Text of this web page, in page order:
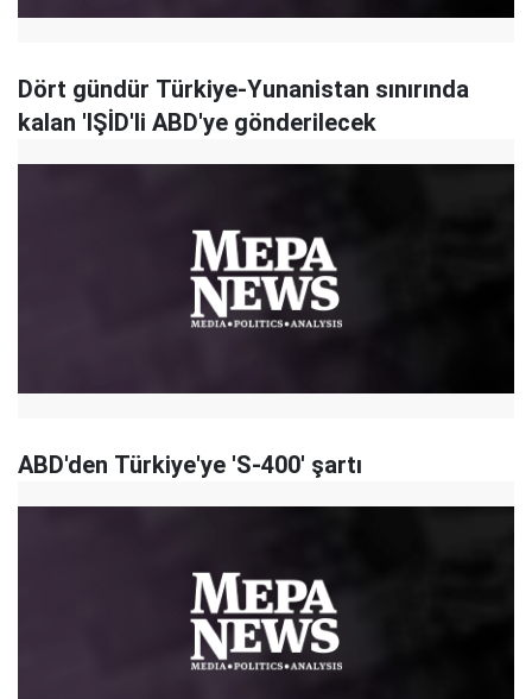
Dört gündür Türkiye-Yunanistan sınırında
kalan 'IŞİD'li ABD'ye gönderilecek
ABD'den Türkiye'ye 'S-400' şartı